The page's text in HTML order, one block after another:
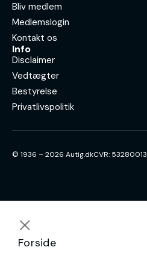
Bliv medlem
Medlemslogin
Kontakt os
Info
Disclaimer
Vedtægter
Bestyrelse
Privatlivspolitik
© 1936 – 2026 Autig.dkCVR: 53280013
Forside